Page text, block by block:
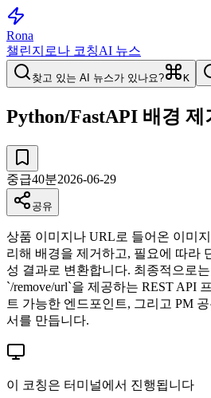
Rona
챌린지 로나 코칭AI 뉴스
찾고 있는 AI 뉴스가 있나요? K
Python/FastAPI 배경 제
중급40분2026-06-29
공유
상품 이미지나 URL로 들어온 이미지
리해 배경을 제거하고, 필요에 따라
성 결과로 변환합니다. 최종적으로는
`/remove/url`을 제공하는 REST API
트 가능한 엔드포인트, 그리고 PM
서를 만듭니다.
이 코칭은 터미널에서 진행됩니다